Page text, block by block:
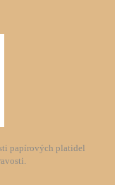
papírových platidel